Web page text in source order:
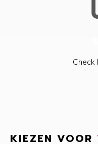
Check
KIEZEN VOOR